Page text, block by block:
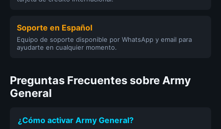
Soporte en Español
Equipo de soporte disponible por WhatsApp y email para
ayudarte en cualquier momento.
Preguntas Frecuentes sobre Army
General
¿Cómo activar Army General?